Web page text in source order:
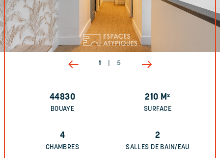
1 5
44830
BOUAYE
210 M²
SURFACE
4
CHAMBRES
2
SALLES DE BAIN/EAU